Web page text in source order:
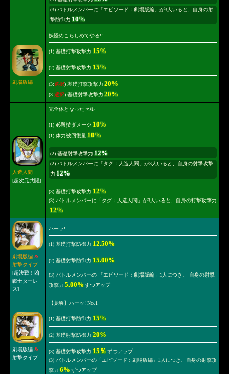
(3) バトルメンバーに「エピソード：劇場版編」が3人いると、自身の射
撃防御力 10%
劇場版編
妖怪めこらしめてやる!!
(1) 基礎打撃攻撃力 15%
(2) 基礎射撃攻撃力 15%
(3:選択) 基礎打撃攻撃力 20%
(3:選択) 基礎射撃攻撃力 20%
人造人間
[超次元共闘]
完全体となったセル
(1) 必殺技ダメージ 10%
(1) 体力被回復量 10%
(2) 基礎射撃攻撃力 12%
(2) バトルメンバーに「タグ：人造人間」が3人いると、自身の射撃攻撃
力 12%
(3) 基礎打撃攻撃力 12%
(3) バトルメンバーに「タグ：人造人間」が3人いると、自身の打撃攻撃力
12%
劇場版編&
射撃タイプ
[超決戦！凶
戦士ターレ
ス]
ハーッ!
(1) 基礎打撃防御力 12.50%
(2) 基礎射撃防御力 15.00%
(3) バトルメンバーの 「エピソード：劇場版編」1人につき、 自身の射撃
攻撃力 5.00%ずつアップ
劇場版編&
射撃タイプ
【覚醒】ハーッ! No.1
(1) 基礎打撃防御力 15%
(2) 基礎射撃防御力 20%
(3) 基礎射撃攻撃力 15％ずつアップ
(3) バトルメンバーの「エピソード：劇場版編」1人につき、自身の射撃攻
撃力 6%ずつアップ